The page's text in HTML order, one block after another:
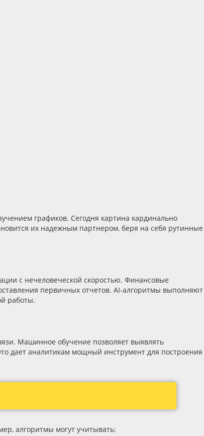
графиков. Сегодня картина кардинально
их надежным партнером, беря на себя рутинные
с нечеловеческой скоростью. Финансовые
первичных отчетов. AI-алгоритмы выполняют
работы.
Машинное обучение позволяет выявлять
дает аналитикам мощный инструмент для построения
алгоритмы могут учитывать: